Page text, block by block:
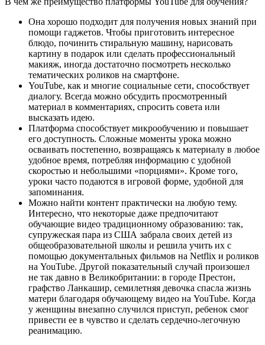
Она хорошо подходит для получения новых знаний при
помощи гаджетов. Чтобы приготовить интересное
блюдо, починить стиральную машину, нарисовать
картину в подарок или сделать профессиональный
макияж, иногда достаточно посмотреть несколько
тематических роликов на смартфоне.
YouTube, как и многие социальные сети, способствует
диалогу. Всегда можно обсудить просмотренный
материал в комментариях, спросить совета или
высказать идею.
Платформа способствует микрообучению и повышает
его доступность. Сложные моменты урока можно
осваивать постепенно, возвращаясь к материалу в любое
удобное время, потребляя информацию с удобной
скоростью и небольшими «порциями». Кроме того,
уроки часто подаются в игровой форме, удобной для
запоминания.
Можно найти контент практически на любую тему.
Интересно, что некоторые даже предпочитают
обучающие видео традиционному образованию: так,
супружеская пара из США забрала своих детей из
общеобразовательной школы и решила учить их с
помощью документальных фильмов на Netflix и роликов
на YouTube. Другой показательный случай произошел
не так давно в Великобритании: в городе Престон,
графство Ланкашир, семилетняя девочка спасла жизнь
матери благодаря обучающему видео на YouTube. Когда
у женщины внезапно случился приступ, ребенок смог
привести ее в чувство и сделать сердечно-легочную
реанимацию.